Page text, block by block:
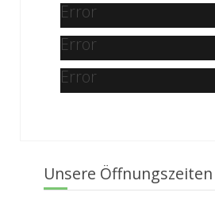
Error
Error
Error
Unsere Öffnungszeiten